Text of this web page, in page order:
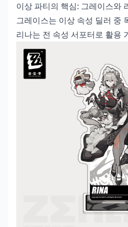
이상 파티의 핵심: 그레이스와
그레이스는 이상 속성 딜러 중
리나는 전 속성 서포터로 활용